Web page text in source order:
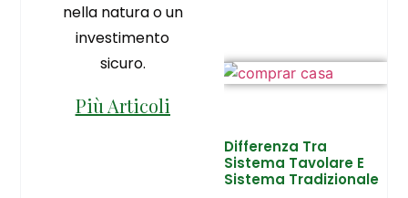
nella natura o un
investimento
sicuro.
Più Articoli
Differenza Tra
Sistema Tavolare E
Sistema Tradizionale